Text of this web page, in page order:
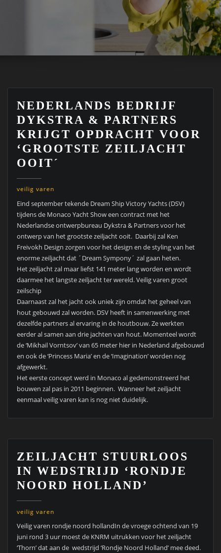
NEDERLANDS BEDRIJF
DYKSTRA & PARTNERS
KRIJGT OPDRACHT VOOR
‘GROOTSTE ZEILJACHT
OOIT´
veilig varen
Eind september tekende Dream Ship Victory Yachts (DSV)
tijdens de Monaco Yacht Show een contract met het
Nederlandse ontwerpbureau Dykstra & Partners voor het
ontwerp van het grootste zeiljacht ooit. Daarbij zal Ken
Freivokh Design zorgen voor het design en de styling van het
enorme zeiljacht dat ´Dream Sympony´ zal gaan heten.
Het zeiljacht zal maar liefst 141 meter lang worden en wordt
daarmee het langste zeiljacht ter wereld. Veilig varen groot
zeilschip
Daarnaast zal het jacht ook uniek zijn omdat het geheel van
hout gebouwd zal worden. DSV heeft in samenwerking met
dezelfde partners al ervaring in de houtbouw. Ze werkten
eerder al samen aan drie jachten van hout. Momenteel wordt
de ‘Mikhail Vorntsov’ van 65 meter hier in Nederland afgebouwd
en ook de ‘Princess Maria’ en de ‘Imagination’ worden nog
afgewerkt.
Het eerste concept werd in Monaco al gedemonstreerd het
bouwen zal pas in 2011 beginnen. Wanneer het zeiljacht
eenmaal veilig varen kan is nog niet duidelijk.
ZEILJACHT STUURLOOS
IN WEDSTRIJD ‘RONDJE
NOORD HOLLAND’
veilig varen
Veilig varen rondje noord hollandIn de vroege ochtend van 19
juni rond 3 uur moest de KNRM uitrukken voor het zeiljacht
‘Thorn’ dat aan de wedstrijd ‘Rondje Noord Holland’ mee deed.